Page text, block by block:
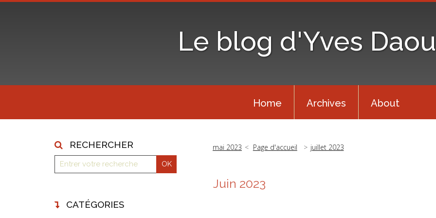
Le blog d'Yves
Home Archives About
RECHERCHER
CATÉGORIES
mai 2023 Page d'accueil juillet 2023
Juin 2023